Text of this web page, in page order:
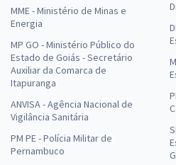
MME - Ministério de Minas e
Energia
MP GO - Ministério Público do
Estado de Goiás - Secretário
Auxiliar da Comarca de
Itapuranga
ANVISA - Agência Nacional de
Vigilância Sanitária
PM PE - Polícia Militar de
Pernambuco